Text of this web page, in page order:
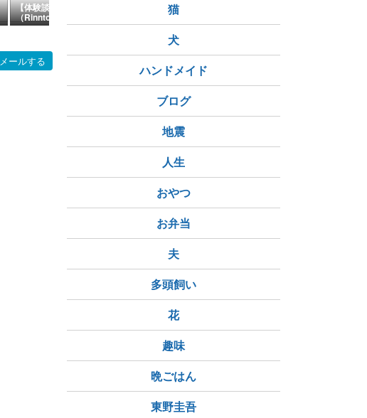
【体験談】ピラティス
（Rinntosull）を解約
してきた|手続き方法と
菜園を通して災害を思
ました
メールする
猫
犬
ハンドメイド
ブログ
地震
人生
おやつ
お弁当
夫
多頭飼い
花
趣味
晩ごはん
東野圭吾